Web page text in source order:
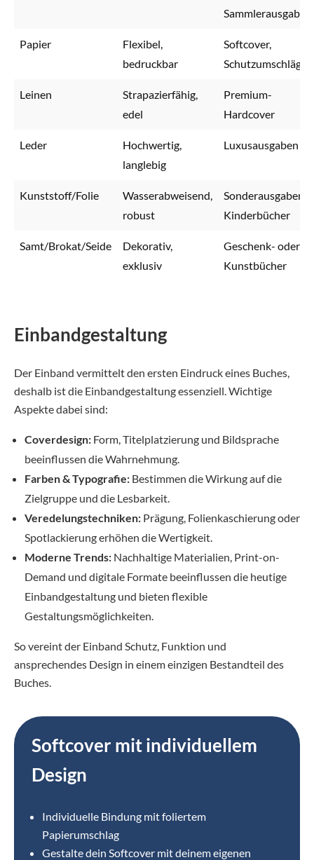
Sammlerausgaben
Papier
Flexibel,
bedruckbar
Softcover,
Schutzumschläge
Leinen
Strapazierfähig,
edel
Premium-
Hardcover
Leder
Hochwertig,
langlebig
Luxusausgaben
Kunststoff/Folie
Wasserabweisend,
robust
Sonderausgaben,
Kinderbücher
Samt/Brokat/Seide
Dekorativ,
exklusiv
Geschenk- oder
Kunstbücher
Einbandgestaltung
Der Einband vermittelt den ersten Eindruck eines Buches,
deshalb ist die Einbandgestaltung essenziell. Wichtige
Aspekte dabei sind:
Coverdesign: Form, Titelplatzierung und Bildsprache
beeinflussen die Wahrnehmung.
Farben & Typografie: Bestimmen die Wirkung auf die
Zielgruppe und die Lesbarkeit.
Veredelungstechniken: Prägung, Folienkaschierung oder
Spotlackierung erhöhen die Wertigkeit.
Moderne Trends: Nachhaltige Materialien, Print-on-
Demand und digitale Formate beeinflussen die heutige
Einbandgestaltung und bieten flexible
Gestaltungsmöglichkeiten.
So vereint der Einband Schutz, Funktion und
ansprechendes Design in einem einzigen Bestandteil des
Buches.
Softcover mit individuellem
Design
Individuelle Bindung mit foliertem
Papierumschlag
Gestalte dein Softcover mit deinem eigenen